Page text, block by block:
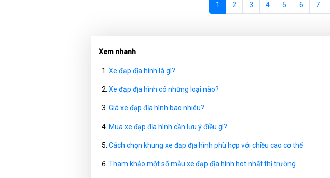
1 2 3 4 5 6 7
Xem nhanh
Xe đạp địa hình là gì?
Xe đạp địa hình có những loại nào?
Giá xe đạp địa hình bao nhiêu?
Mua xe đạp địa hình cần lưu ý điều gì?
Cách chọn khung xe đạp địa hình phù hợp với chiều cao cơ thể
Tham khảo một số mẫu xe đạp địa hình hot nhất thị trường